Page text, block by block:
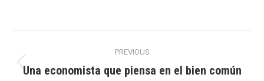
navigation
PREVIOUS
Previous
Una economista que piensa en el bien común